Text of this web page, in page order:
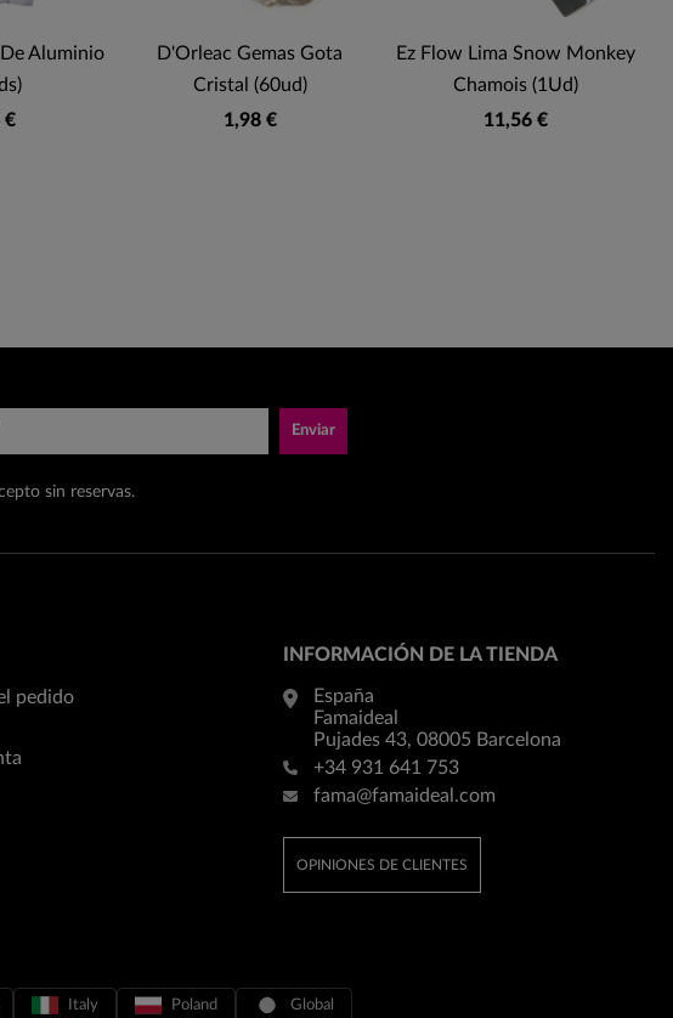
Aluminio
€
D'Orleac Gemas Gota
Cristal (60ud)
1,98 €
Ez Flow Lima Snow Monkey
Chamois (1Ud)
11,56 €
Enviar
sin reservas.
pedido
INFORMACIÓN DE LA TIENDA
España
Famaideal
Pujades 43, 08005 Barcelona
+34 931 641 753
fama@famaideal.com
OPINIONES DE CLIENTES
Italy Poland Global